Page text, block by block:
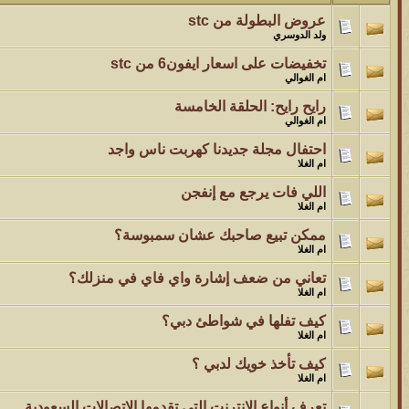
الموضوع
مسابقة ( اعرف من صاحب هذه الصوره )
الموضوع
غير اسم اللي قبلك
الموضوع
اتحداك تجيب الصورة المطلوبةّّّ!!
الموضوع
المنتدى كالأنسان
الموضوع
ܓܨ الإعجآز العلمي في التين و الزيتون , الذي ادخل الفريق البحث الى
عروض البطولة من stc
ولد الدوسري
تخفيضات على اسعار ايفون6 من stc
ام الغوالي
رايح رايح: الحلقة الخامسة
ام الغوالي
احتفال مجلة جديدنا كهربت ناس واجد
ام الغلا
اللي فات يرجع مع إنفجن
ام الغلا
ممكن تبيع صاحبك عشان سمبوسة؟
ام الغلا
تعاني من ضعف إشارة واي فاي في منزلك؟
ام الغلا
كيف تفلها في شواطئ دبي؟
ام الغلا
كيف تأخذ خويك لدبي ؟
ام الغلا